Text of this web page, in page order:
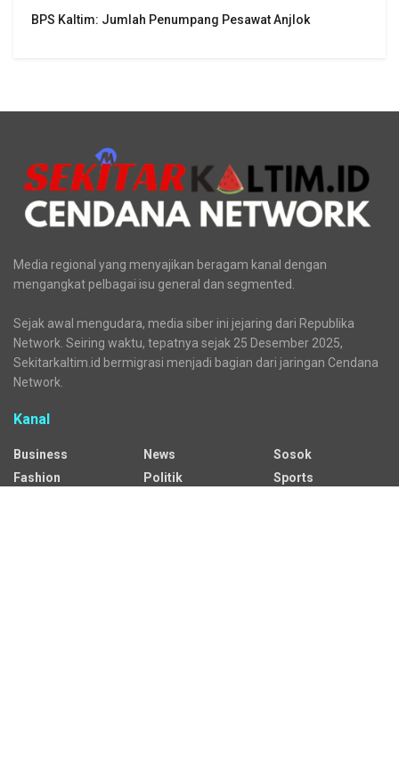
BPS Kaltim: Jumlah Penumpang Pesawat Anjlok
Media regional yang menyajikan beragam kanal dengan
mengangkat pelbagai isu general dan segmented.
Sejak awal mengudara, media siber ini jejaring dari Republika
Network. Seiring waktu, tepatnya sejak 25 Desember 2025,
Sekitarkaltim.id bermigrasi menjadi bagian dari jaringan Cendana
Network.
Kanal
Business
Fashion
News
Politik
Sosok
Sports